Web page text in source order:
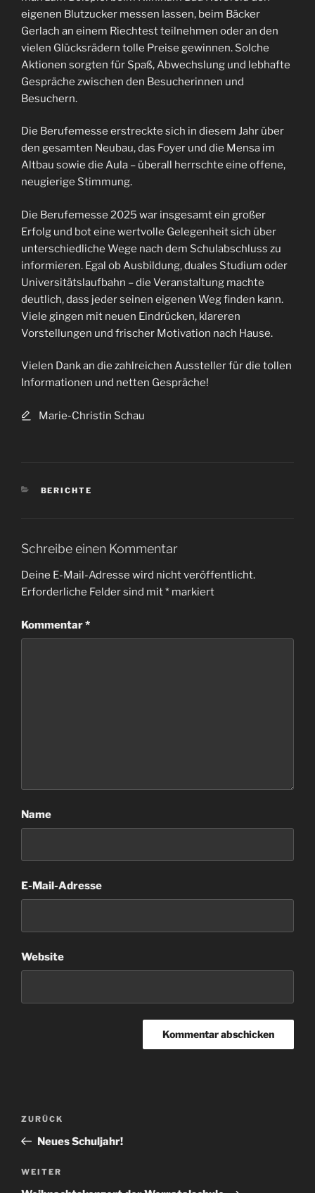
eigenen Blutzucker messen lassen, beim Bäcker
Gerlach an einem Riechtest teilnehmen oder an den
vielen Glücksrädern tolle Preise gewinnen. Solche
Aktionen sorgten für Spaß, Abwechslung und lebhafte
Gespräche zwischen den Besucherinnen und
Besuchern.
Die Berufemesse erstreckte sich in diesem Jahr über
den gesamten Neubau, das Foyer und die Mensa im
Altbau sowie die Aula – überall herrschte eine offene,
neugierige Stimmung.
Die Berufemesse 2025 war insgesamt ein großer
Erfolg und bot eine wertvolle Gelegenheit sich über
unterschiedliche Wege nach dem Schulabschluss zu
informieren. Egal ob Ausbildung, duales Studium oder
Universitätslaufbahn – die Veranstaltung machte
deutlich, dass jeder seinen eigenen Weg finden kann.
Viele gingen mit neuen Eindrücken, klareren
Vorstellungen und frischer Motivation nach Hause.
Vielen Dank an die zahlreichen Aussteller für die tollen
Informationen und netten Gespräche!
Marie-Christin Schau
KATEGORIEN
BERICHTE
Schreibe einen Kommentar
Deine E-Mail-Adresse wird nicht veröffentlicht.
Erforderliche Felder sind mit* markiert
Kommentar*
Name
E-Mail-Adresse
Website
Beitragsnavigation
Vorheriger
Beitrag
ZURÜCK
Neues Schuljahr!
Nächster
Beitrag
WEITER